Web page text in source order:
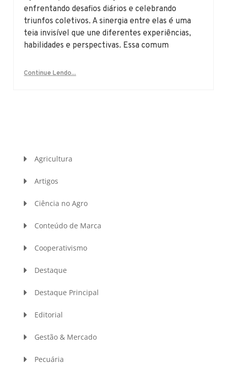
enfrentando desafios diários e celebrando
triunfos coletivos. A sinergia entre elas é uma
teia invisível que une diferentes experiências,
habilidades e perspectivas. Essa comum
Continue Lendo...
Agricultura
Artigos
Ciência no Agro
Conteúdo de Marca
Cooperativismo
Destaque
Destaque Principal
Editorial
Gestão & Mercado
Pecuária